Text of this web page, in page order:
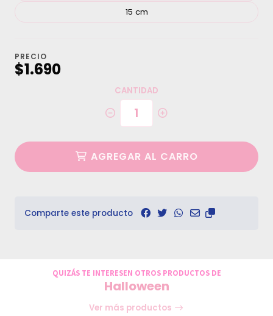
15 cm
PRECIO
$1.690
CANTIDAD
AGREGAR AL CARRO
Comparte este producto
QUIZÁS TE INTERESEN OTROS PRODUCTOS DE
Halloween
Ver más productos